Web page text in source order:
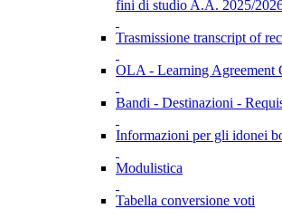
fini di studio A.A. 2025/
Trasmissione transcript of
OLA - Learning Agreement
Bandi - Destinazioni -
Informazioni per gli idonei
Modulistica
Tabella conversione voti